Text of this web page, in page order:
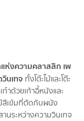
แห่งความคลาสสิก เพ
นเทจ ทั้งโต๊ะไม้และโต๊ะ
าด้วยเก้าอี้หนังและ
ม้สีเข้มที่ตัดกับผนัง
นระหว่างความวินเทจ